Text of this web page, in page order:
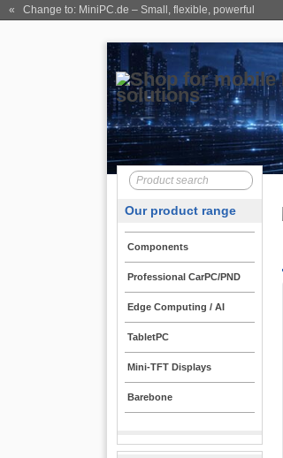
« Change to: MiniPC.de – Small, flexible, powerful
Our product range
Components
Professional CarPC/PND
Edge Computing / AI
TabletPC
Mini-TFT Displays
Barebone